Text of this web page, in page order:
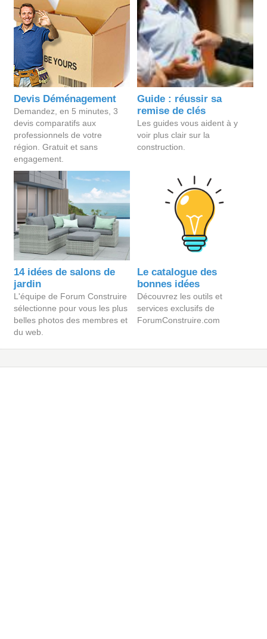
Devis Déménagement
Demandez, en 5 minutes, 3
devis comparatifs aux
professionnels de votre
région. Gratuit et sans
engagement.
Guide : réussir sa
remise de clés
Les guides vous aident à y
voir plus clair sur la
construction.
14 idées de salons de
jardin
L'équipe de Forum Construire
sélectionne pour vous les plus
belles photos des membres et
du web.
Le catalogue des
bonnes idées
Découvrez les outils et
services exclusifs de
ForumConstruire.com